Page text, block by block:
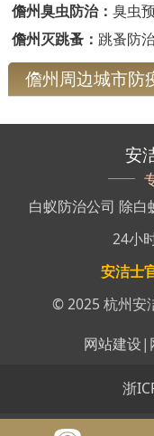
儋州臭虫防治： 臭虫
儋州灭跳蚤： 跳蚤防
儋州周边城市防
安
白蚁防治公司 除白
24小
安洁士
© 2025 杭州安
网站建设|
浙